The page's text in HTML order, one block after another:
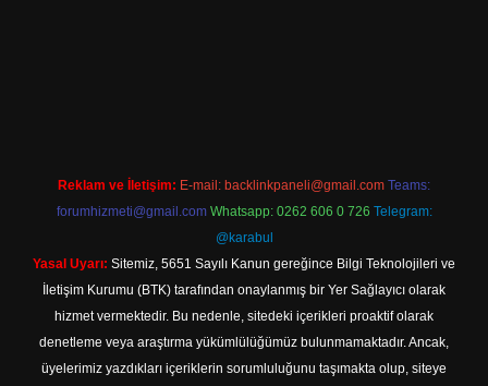
Reklam ve İletişim: E-mail: backlinkpaneli@gmail.com Teams:
forumhizmeti@gmail.com Whatsapp: 0262 606 0 726 Telegram:
@karabul
Yasal Uyarı: Sitemiz, 5651 Sayılı Kanun gereğince Bilgi Teknolojileri ve
İletişim Kurumu (BTK) tarafından onaylanmış bir Yer Sağlayıcı olarak
hizmet vermektedir. Bu nedenle, sitedeki içerikleri proaktif olarak
denetleme veya araştırma yükümlülüğümüz bulunmamaktadır. Ancak,
üyelerimiz yazdıkları içeriklerin sorumluluğunu taşımakta olup, siteye